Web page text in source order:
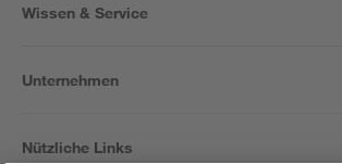
Wissen & Service
Unternehmen
Nützliche Links